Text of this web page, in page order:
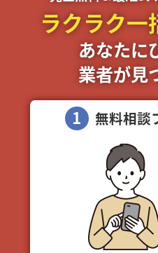
ラクラク一
あなたに
業者が見
1 無料相談